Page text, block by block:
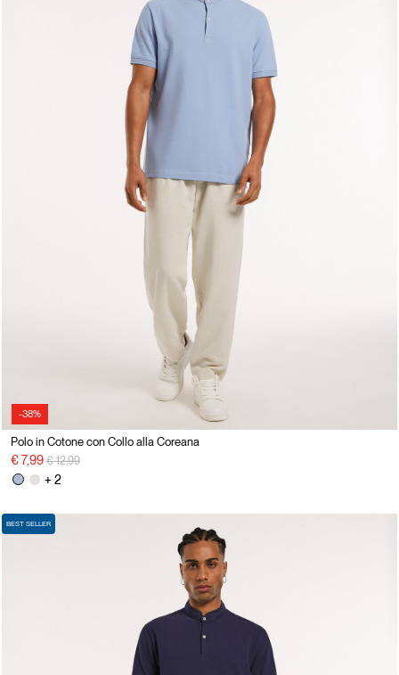
-38%
Polo in Cotone con Collo alla Coreana
€ 7,99 Price reduced from
€ 12,99to
+ 2
BEST SELLER